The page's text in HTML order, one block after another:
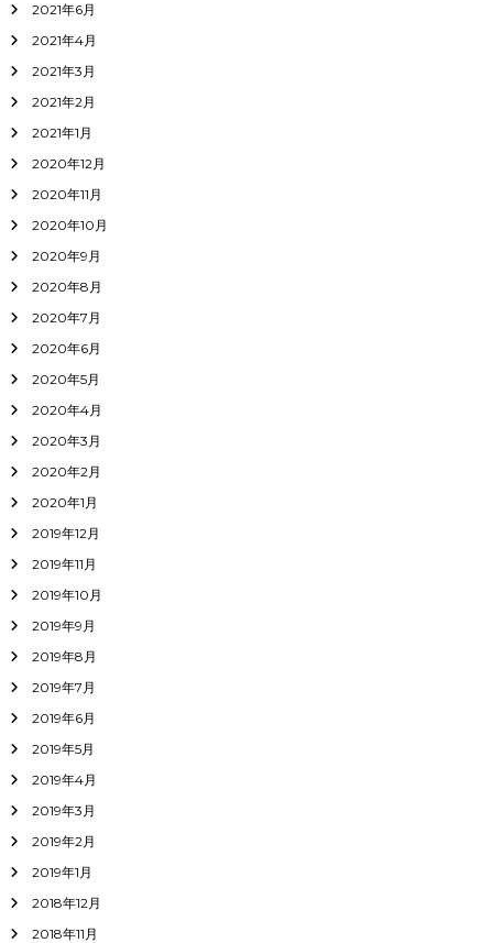
2021年6月
2021年4月
2021年3月
2021年2月
2021年1月
2020年12月
2020年11月
2020年10月
2020年9月
2020年8月
2020年7月
2020年6月
2020年5月
2020年4月
2020年3月
2020年2月
2020年1月
2019年12月
2019年11月
2019年10月
2019年9月
2019年8月
2019年7月
2019年6月
2019年5月
2019年4月
2019年3月
2019年2月
2019年1月
2018年12月
2018年11月